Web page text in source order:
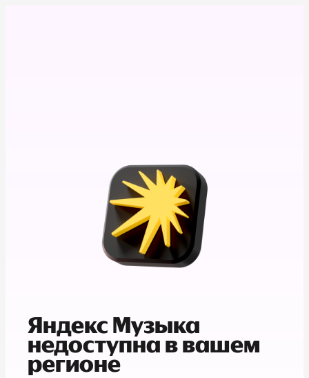
Яндекс Музыка
недоступна в вашем
регионе